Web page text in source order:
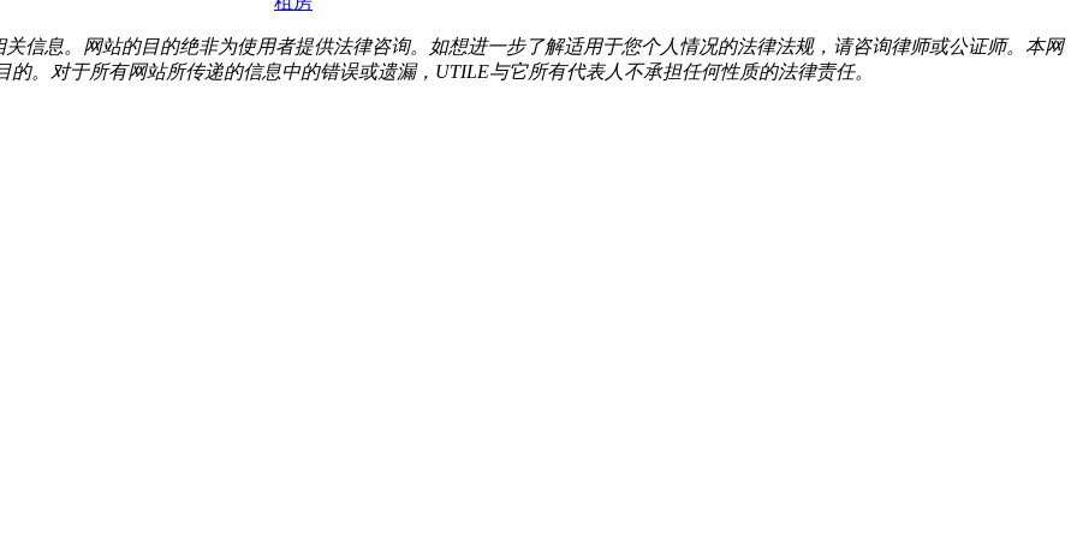
信息。网站的目的绝非为使用者提供法律咨询。如想进一步了解适用于您个人情况的法律法规，请咨询律师或公证师。本网
。对于所有网站所传递的信息中的错误或遗漏，UTILE与它所有代表人不承担任何性质的法律责任。